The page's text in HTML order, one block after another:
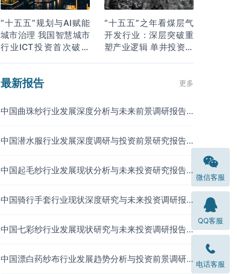
“十五五”规划与AI赋能
城市治理 我国智慧城市
行业ICT投资首次破万
“十五五”之年看煤层气
开发行业：深层突破重
塑产业逻辑 单井投资成
最新报告 更多
中国曲珠纱行业发展深度分析与未来前景调研报告
中国潜水服行业发展深度调研与投资前景研究报告
中国起毛纱行业发展现状分析与未来投资研究报告
中国骑行手套行业现状深度研究与未来投资调研报
中国七彩纱行业发展现状研究与未来投资调研报告
中国漂白药纱布行业发展趋势分析与投资前景调研
微信客服
QQ客服
电话客服